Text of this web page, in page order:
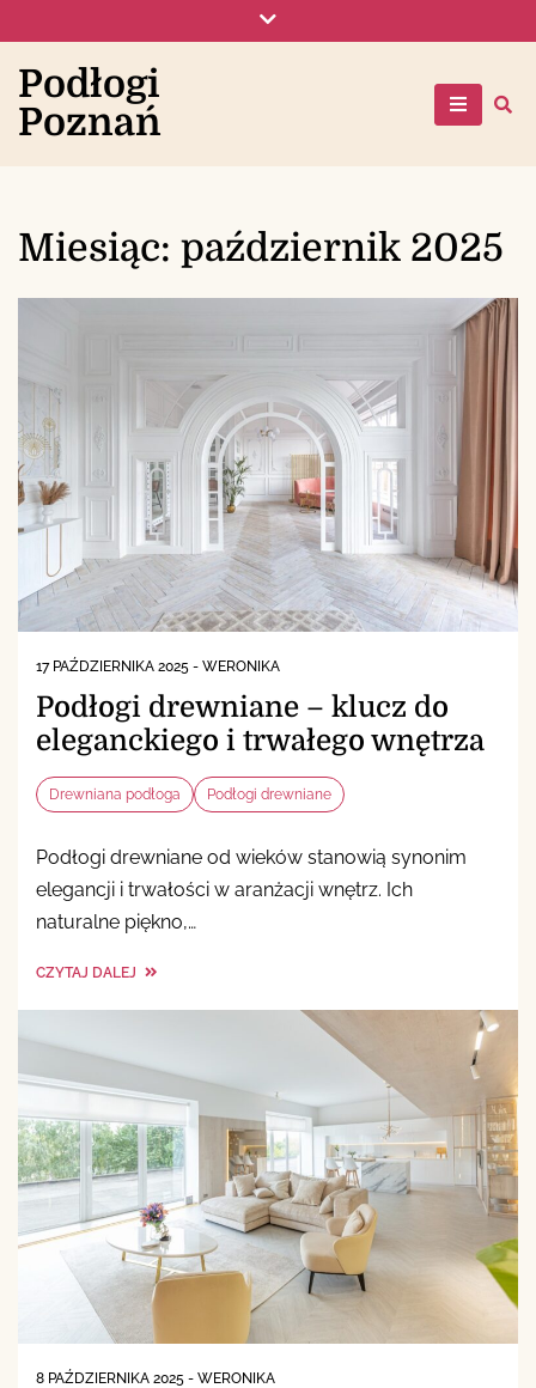
to
content
Podłogi
Poznań
Miesiąc: październik 2025
17 PAŹDZIERNIKA 2025 - WERONIKA
Podłogi drewniane – klucz do
eleganckiego i trwałego wnętrza
Drewniana podłoga Podłogi drewniane
Podłogi drewniane od wieków stanowią synonim
elegancji i trwałości w aranżacji wnętrz. Ich
naturalne piękno,…
CZYTAJ DALEJ
8 PAŹDZIERNIKA 2025 - WERONIKA